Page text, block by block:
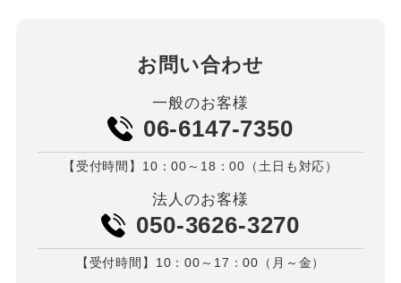
お問い合わせ
一般のお客様
06-6147-7350
【受付時間】10：00～18：00（土日も対応）
法人のお客様
050-3626-3270
【受付時間】10：00～17：00（月～金）